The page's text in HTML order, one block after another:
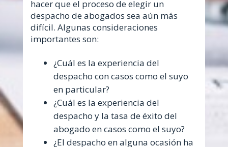
hacer que el proceso de elegir un
despacho de abogados sea aún más
difícil. Algunas consideraciones
importantes son:
¿Cuál es la experiencia del
despacho con casos como el suyo
en particular?
¿Cuál es la experiencia del
despacho y la tasa de éxito del
abogado en casos como el suyo?
¿El despacho en alguna ocasión ha